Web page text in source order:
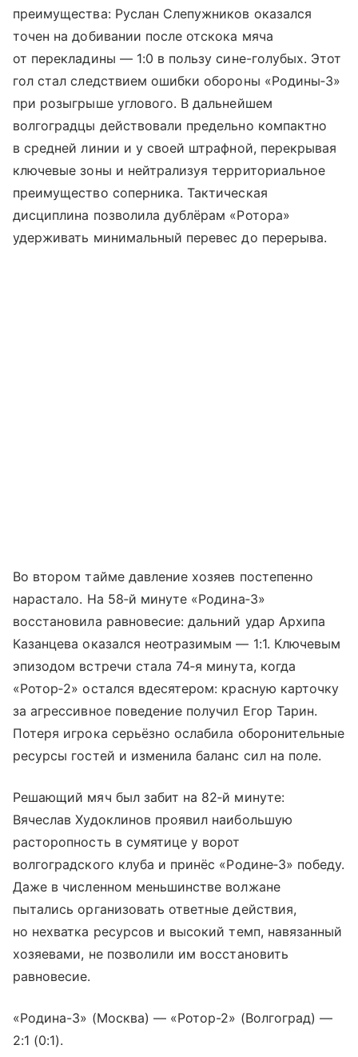
преимущества: Руслан Слепужников оказался
точен на добивании после отскока мяча
от перекладины — 1:0 в пользу сине-голубых. Этот
гол стал следствием ошибки обороны «Родины‑3»
при розыгрыше углового. В дальнейшем
волгоградцы действовали предельно компактно
в средней линии и у своей штрафной, перекрывая
ключевые зоны и нейтрализуя территориальное
преимущество соперника. Тактическая
дисциплина позволила дублёрам «Ротора»
удерживать минимальный перевес до перерыва.
Во втором тайме давление хозяев постепенно
нарастало. На 58‑й минуте «Родина‑3»
восстановила равновесие: дальний удар Архипа
Казанцева оказался неотразимым — 1:1. Ключевым
эпизодом встречи стала 74‑я минута, когда
«Ротор‑2» остался вдесятером: красную карточку
за агрессивное поведение получил Егор Тарин.
Потеря игрока серьёзно ослабила оборонительные
ресурсы гостей и изменила баланс сил на поле.
Решающий мяч был забит на 82‑й минуте:
Вячеслав Худоклинов проявил наибольшую
расторопность в сумятице у ворот
волгоградского клуба и принёс «Родине‑3» победу.
Даже в численном меньшинстве волжане
пытались организовать ответные действия,
но нехватка ресурсов и высокий темп, навязанный
хозяевами, не позволили им восстановить
равновесие.
«Родина-3» (Москва) — «Ротор-2» (Волгоград) —
2:1 (0:1).